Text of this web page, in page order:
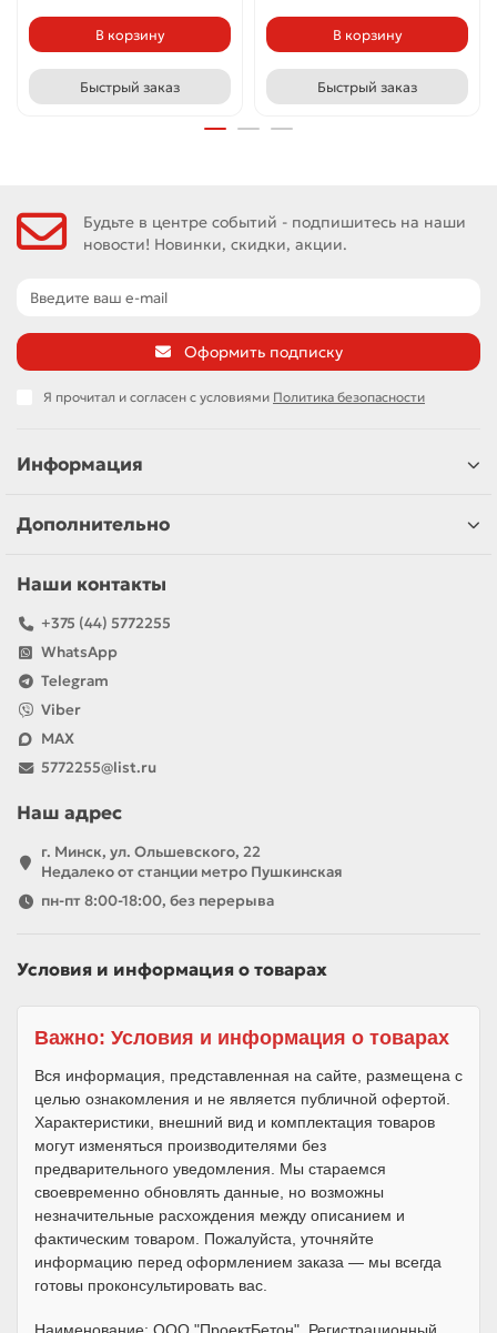
В корзину
Быстрый заказ
В корзину
Быстрый заказ
Будьте в центре событий - подпишитесь на наши
новости! Новинки, скидки, акции.
Оформить подписку
Я прочитал и согласен с условиями Политика безопасности
Информация
Дополнительно
Наши контакты
+375 (44) 5772255
WhatsApp
Telegram
Viber
MAX
5772255@list.ru
Наш адрес
г. Минск, ул. Ольшевского, 22
Недалеко от станции метро Пушкинская
пн-пт 8:00-18:00, без перерыва
Условия и информация о товарах
Важно: Условия и информация о товарах
Вся информация, представленная на сайте, размещена с
целью ознакомления и не является публичной офертой.
Характеристики, внешний вид и комплектация товаров
могут изменяться производителями без
предварительного уведомления. Мы стараемся
своевременно обновлять данные, но возможны
незначительные расхождения между описанием и
фактическим товаром. Пожалуйста, уточняйте
информацию перед оформлением заказа — мы всегда
готовы проконсультировать вас.